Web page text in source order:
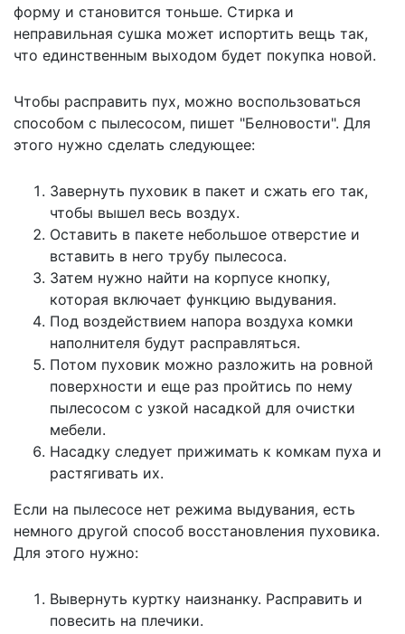
форму и становится тоньше. Стирка и
неправильная сушка может испортить вещь так,
что единственным выходом будет покупка новой.
Чтобы расправить пух, можно воспользоваться
способом с пылесосом, пишет "Белновости". Для
этого нужно сделать следующее:
Завернуть пуховик в пакет и сжать его так,
чтобы вышел весь воздух.
Оставить в пакете небольшое отверстие и
вставить в него трубу пылесоса.
Затем нужно найти на корпусе кнопку,
которая включает функцию выдувания.
Под воздействием напора воздуха комки
наполнителя будут расправляться.
Потом пуховик можно разложить на ровной
поверхности и еще раз пройтись по нему
пылесосом с узкой насадкой для очистки
мебели.
Насадку следует прижимать к комкам пуха и
растягивать их.
Если на пылесосе нет режима выдувания, есть
немного другой способ восстановления пуховика.
Для этого нужно:
Вывернуть куртку наизнанку. Расправить и
повесить на плечики.